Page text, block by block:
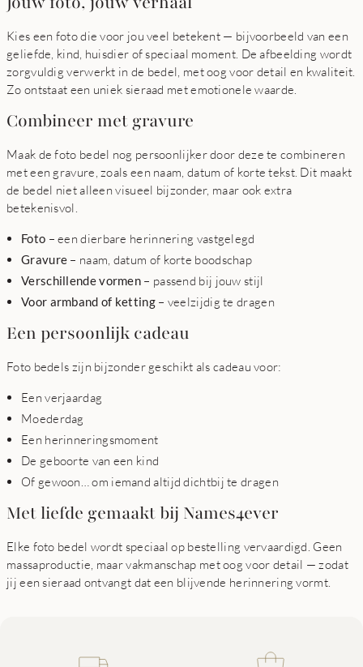
Kies een foto die voor jou veel betekent — bijvoorbeeld van een
geliefde, kind, huisdier of speciaal moment. De afbeelding wordt
zorgvuldig verwerkt in de bedel, met oog voor detail en kwaliteit.
Zo ontstaat een uniek sieraad met emotionele waarde.
Combineer met gravure
Maak de foto bedel nog persoonlijker door deze te combineren
met een gravure, zoals een naam, datum of korte tekst. Dit maakt
de bedel niet alleen visueel bijzonder, maar ook extra
betekenisvol.
Foto – een dierbare herinnering vastgelegd
Gravure – naam, datum of korte boodschap
Verschillende vormen – passend bij jouw stijl
Voor armband of ketting– veelzijdig te dragen
Een persoonlijk cadeau
Foto bedels zijn bijzonder geschikt als cadeau voor:
Een verjaardag
Moederdag
Een herinneringsmoment
De geboorte van een kind
Of gewoon… om iemand altijd dichtbij te dragen
Met liefde gemaakt bij Names4ever
Elke foto bedel wordt speciaal op bestelling vervaardigd. Geen
massaproductie, maar vakmanschap met oog voor detail — zodat
jij een sieraad ontvangt dat een blijvende herinnering vormt.